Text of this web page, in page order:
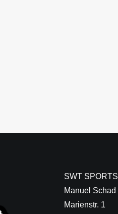
SWT SPORTS
Manuel Schad
Marienstr. 1